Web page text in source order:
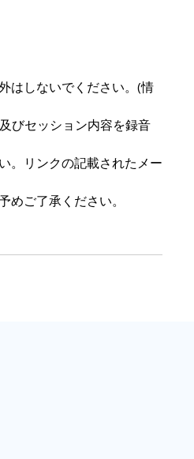
はしないでください。(情
びセッション内容を録音
。リンクの記載されたメー
ご了承ください。